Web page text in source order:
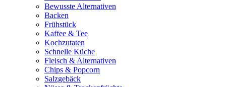
Bewusste Alternativen
Backen
Frühstück
Kaffee & Tee
Kochzutaten
Schnelle Küche
Fleisch & Alternativen
Chips & Popcorn
Salzgebäck